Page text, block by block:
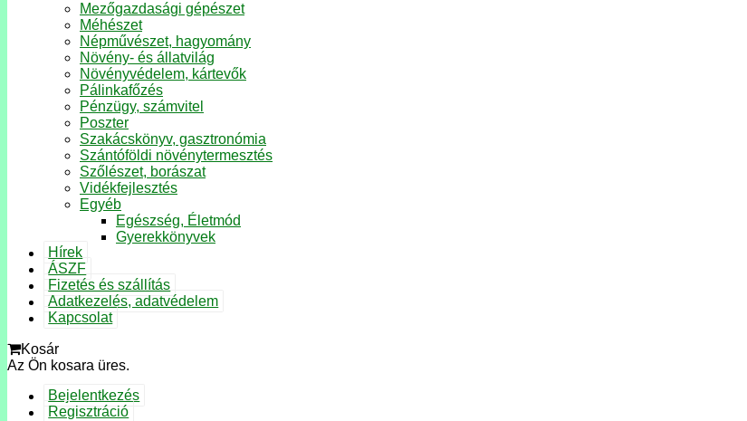
Mezőgazdasági gépészet
Méhészet
Népművészet, hagyomány
Növény- és állatvilág
Növényvédelem, kártevők
Pálinkafőzés
Pénzügy, számvitel
Poszter
Szakácskönyv, gasztronómia
Szántóföldi növénytermesztés
Szőlészet, borászat
Vidékfejlesztés
Egyéb
Egészség, Életmód
Gyerekkönyvek
Hírek
ÁSZF
Fizetés és szállítás
Adatkezelés, adatvédelem
Kapcsolat
Kosár
Az Ön kosara üres.
Bejelentkezés
Regisztráció